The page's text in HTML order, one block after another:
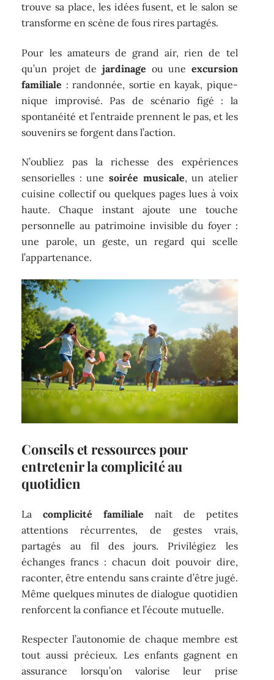
trouve sa place, les idées fusent, et le salon se
transforme en scène de fous rires partagés.
Pour les amateurs de grand air, rien de tel
qu’un projet de jardinage ou une excursion
familiale : randonnée, sortie en kayak, pique-
nique improvisé. Pas de scénario figé : la
spontanéité et l’entraide prennent le pas, et les
souvenirs se forgent dans l’action.
N’oubliez pas la richesse des expériences
sensorielles : une soirée musicale, un atelier
cuisine collectif ou quelques pages lues à voix
haute. Chaque instant ajoute une touche
personnelle au patrimoine invisible du foyer :
une parole, un geste, un regard qui scelle
l’appartenance.
Conseils et ressources pour
entretenir la complicité au
quotidien
Lacomplicité familiale naît de petites
attentions récurrentes, de gestes vrais,
partagés au fil des jours. Privilégiez les
échanges francs : chacun doit pouvoir dire,
raconter, être entendu sans crainte d’être jugé.
Même quelques minutes de dialogue quotidien
renforcent la confiance et l’écoute mutuelle.
Respecter l’autonomie de chaque membre est
tout aussi précieux. Les enfants gagnent en
assurance lorsqu’on valorise leur prise